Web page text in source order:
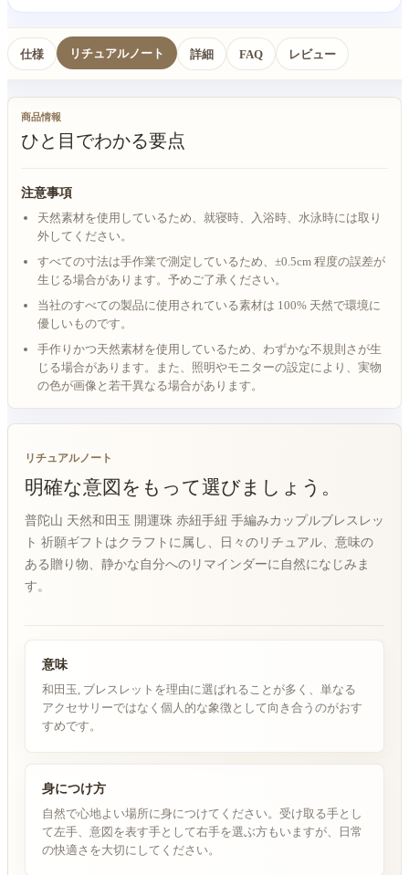
仕様 リチュアルノート 詳細 FAQ レビュー
商品情報
ひと目でわかる要点
注意事項
天然素材を使用しているため、就寝時、入浴時、水泳時には取り
外してください。
すべての寸法は手作業で測定しているため、±0.5cm 程度の誤差が
生じる場合があります。予めご了承ください。
当社のすべての製品に使用されている素材は 100% 天然で環境に
優しいものです。
手作りかつ天然素材を使用しているため、わずかな不規則さが生
じる場合があります。また、照明やモニターの設定により、実物
の色が画像と若干異なる場合があります。
リチュアルノート
明確な意図をもって選びましょう。
普陀山 天然和田玉 開運珠 赤紐手紐 手編みカップルブレスレッ
ト 祈願ギフトはクラフトに属し、日々のリチュアル、意味の
ある贈り物、静かな自分へのリマインダーに自然になじみま
す。
意味
和田玉, ブレスレットを理由に選ばれることが多く、単なる
アクセサリーではなく個人的な象徴として向き合うのがおす
すめです。
身につけ方
自然で心地よい場所に身につけてください。受け取る手とし
て左手、意図を表す手として右手を選ぶ方もいますが、日常
の快適さを大切にしてください。